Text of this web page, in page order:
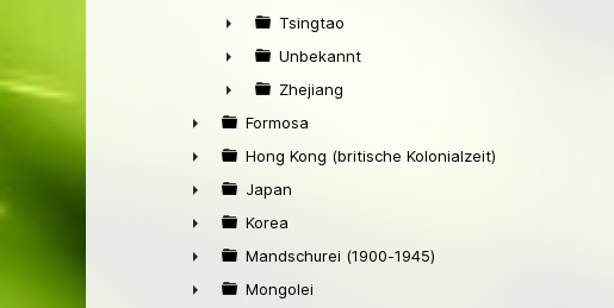
►
►
Tsingtao
►
Unbekannt
►
Zhejiang
►
Formosa
►
Hong Kong (britische Kolonialzeit)
►
Japan
►
Korea
►
Mandschurei (1900-1945)
Mongolei